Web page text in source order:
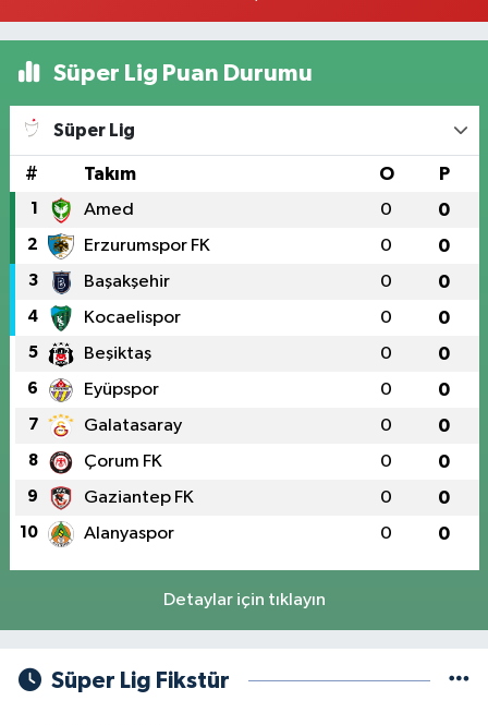
Süper Lig Puan Durumu
Süper Lig
# Takım O P
1 Amed 0 0
2 Erzurumspor FK 0 0
3 Başakşehir 0 0
4 Kocaelispor 0 0
5 Beşiktaş 0 0
6 Eyüpspor 0 0
7 Galatasaray 0 0
8 Çorum FK 0 0
9 Gaziantep FK 0 0
10 Alanyaspor 0 0
Detaylar için tıklayın
Süper Lig Fikstür